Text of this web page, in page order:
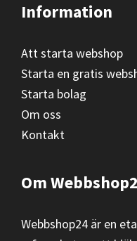
Information
Att starta webshop
Starta en gratis
Starta bolag
Om oss
Kontakt
Om
Webbshop24 är en